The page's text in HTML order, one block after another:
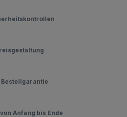
Anfang bis Ende